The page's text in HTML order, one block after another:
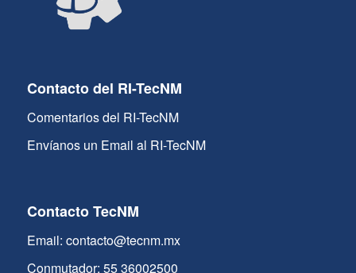
Contacto del RI-TecNM
Comentarios del RI-TecNM
Envíanos un Email al RI-TecNM
Contacto TecNM
Email: contacto@tecnm.mx
Conmutador: 55 36002500